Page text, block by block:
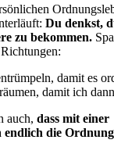
Du denkst,
zu bekommen.
damit es
damit ich
auch, dass mit einer
die